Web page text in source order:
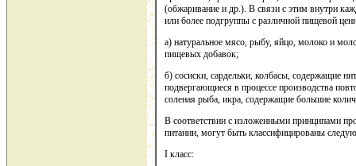
(обжаривание и др.). В связи с этим внутри
или более подгруппы с различной пищевой
а) натуральное мясо, рыбу, яйцо, молоко и
пищевых добавок;
б) сосиски, сардельки, колбасы, содержащие
подвергающиеся в процессе производства
соленая рыба, икра, содержащие большие
В соответствии с изложенными принципами
питании, могут быть классифицированы
I класс: